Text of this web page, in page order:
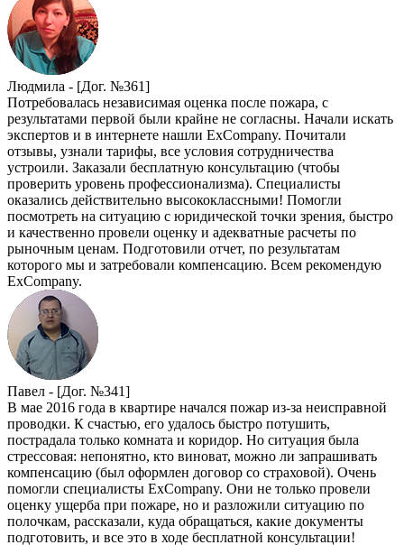
Людмила - [Дог. №361]
Потребовалась независимая оценка после пожара, с
результатами первой были крайне не согласны. Начали искать
экспертов и в интернете нашли ExCompany. Почитали
отзывы, узнали тарифы, все условия сотрудничества
устроили. Заказали бесплатную консультацию (чтобы
проверить уровень профессионализма). Специалисты
оказались действительно высококлассными! Помогли
посмотреть на ситуацию с юридической точки зрения, быстро
и качественно провели оценку и адекватные расчеты по
рыночным ценам. Подготовили отчет, по результатам
которого мы и затребовали компенсацию. Всем рекомендую
ExCompany.
Павел - [Дог. №341]
В мае 2016 года в квартире начался пожар из-за неисправной
проводки. К счастью, его удалось быстро потушить,
пострадала только комната и коридор. Но ситуация была
стрессовая: непонятно, кто виноват, можно ли запрашивать
компенсацию (был оформлен договор со страховой). Очень
помогли специалисты ExCompany. Они не только провели
оценку ущерба при пожаре, но и разложили ситуацию по
полочкам, рассказали, куда обращаться, какие документы
подготовить, и все это в ходе бесплатной консультации!